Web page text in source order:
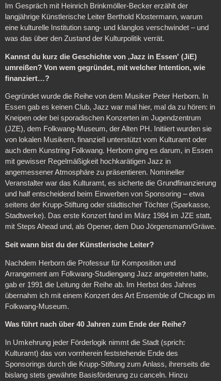
Im Gespräch mit Heinrich Brinkmöller-Becker erzählt der
langjährige Künstlerische Leiter Berthold Klostermann, warum
eine kulturelle Institution sang- und klanglos verschwindet – und
was das über den Zustand der Kulturpolitik verrät.
Kannst du kurz die Geschichte von ‚Jazz in Essen' (JiE)
umreißen? Von wem gegründet, mit welcher Intention, wie
finanziert…?
Gegründet wurde die Reihe von dem Musiker Peter Herborn. In
Essen gab es keinen Club, Jazz war mal hier, mal da zu hören: in
Kneipen oder bei sporadischen Konzerten im Jugendzentrum
(JZE), dem Folkwang-Museum, der Alten PH. Initiiert wurden sie
von lokalen Musikern, finanziell unterstützt vom Kulturamt oder
auch dem Kunstring Folkwang. Herborn ging es darum, in Essen
mit gewisser Regelmäßigkeit hochkarätigen Jazz in
angemessener Atmosphäre zu präsentieren. Nomineller
Veranstalter war das Kulturamt, es sicherte die Grundfinanzierung
und half entscheidend beim Einwerben von Sponsoring – etwa
seitens der Krupp-Stiftung oder städtischer Töchter (Sparkasse,
Stadtwerke). Das erste Konzert fand im März 1984 im JZE statt,
mit Steps Ahead und, als Opener, dem Duo Jörgensmann/Gräwe.
Seit wann bist du der Künstlerische Leiter?
Nachdem Herborn die Professur für Komposition und
Arrangement am Folkwang-Studiengang Jazz angetreten hatte,
gab er 1991 die Leitung der Reihe ab. Im Herbst des Jahres
übernahm ich mit einem Konzert des Art Ensemble of Chicago im
Folkwang-Museum.
Was führt nach über 40 Jahren zum Ende der Reihe?
In Umkehrung jeder Förderlogik nimmt die Stadt (sprich:
Kulturamt) das von vornherein feststehende Ende des
Sponsorings durch die Krupp-Stiftung zum Anlass, ihrerseits die
bislang stets gewährte Basisförderung zu canceln. Hinzu